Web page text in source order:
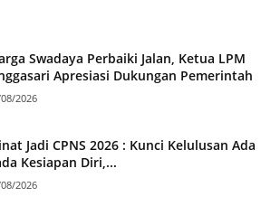
Swadaya Perbaiki Jalan, Ketua LPM
Apresiasi Dukungan Pemerintah
2026
Jadi CPNS 2026 : Kunci Kelulusan Ada
Kesiapan Diri,...
2026